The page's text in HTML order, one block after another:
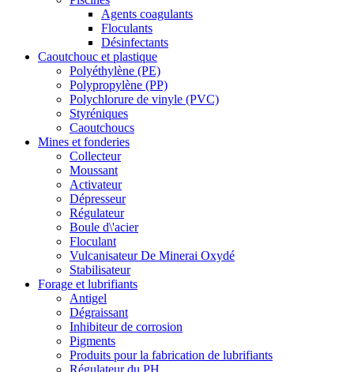
Agents coagulants
Floculants
Désinfectants
Caoutchouc et plastique
Polyéthylène (PE)
Polypropylène (PP)
Polychlorure de vinyle (PVC)
Styréniques
Caoutchoucs
Mines et fonderies
Collecteur
Moussant
Activateur
Dépresseur
Régulateur
Boule d\'acier
Floculant
Vulcanisateur De Minerai Oxydé
Stabilisateur
Forage et lubrifiants
Antigel
Dégraissant
Inhibiteur de corrosion
Pigments
Produits pour la fabrication de lubrifiants
Régulateur du PH